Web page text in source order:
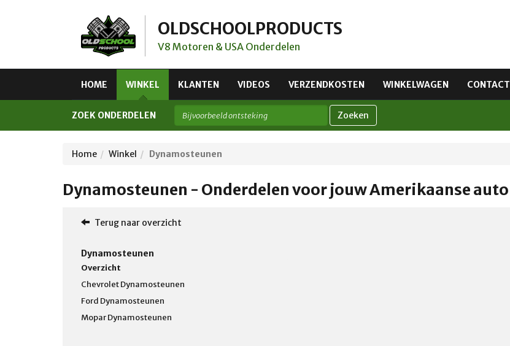
OLDSCHOOLPRODUCTS
V8 Motoren & USA Onderdelen
HOME WINKEL KLANTEN VIDEOS VERZENDKOSTEN WINKELWAGEN CONTACT
ZOEK ONDERDELEN Zoeken
Home Winkel Dynamosteunen
Dynamosteunen - Onderdelen voor jouw Amerikaanse auto
Terug naar overzicht
Dynamosteunen
Overzicht
Chevrolet Dynamosteunen
Ford Dynamosteunen
Mopar Dynamosteunen